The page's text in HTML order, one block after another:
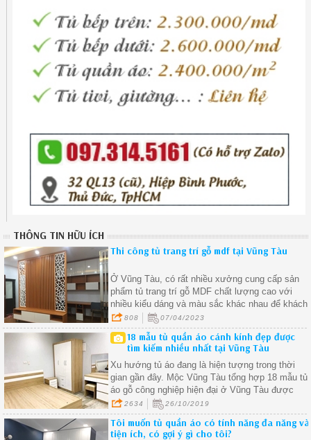
THÔNG TIN HỮU ÍCH
Thi công tủ trang trí gỗ mdf tại Vũng Tàu
Ở Vũng Tàu, có rất nhiều xưởng cung cấp sản
phẩm tủ trang trí gỗ MDF chất lượng cao với
nhiều kiểu dáng và màu sắc khác nhau để khách
hàng lựa chọn
808 07/04/2023
18 mẫu tủ quần áo cánh kính đẹp được
tìm kiếm nhiều nhất tại Vũng Tàu
Xu hướng tủ áo đang là hiện tượng trong thời
gian gần đây. Mộc Vũng Tàu tổng hợp 18 mẫu tủ
áo gỗ công nghiệp hiện đại ở Vũng Tàu được
quan tâm nhất.
2634 26/10/2019
Tôi muốn tủ quần áo có tính năng đa năng và
tiện ích, có gợi ý gì cho tôi?